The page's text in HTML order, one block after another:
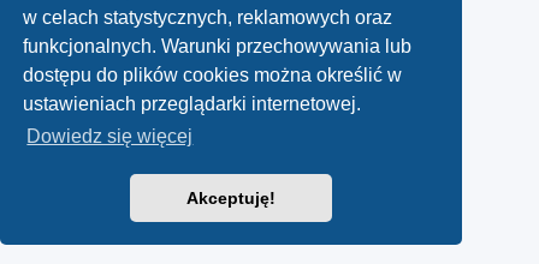
w celach statystycznych, reklamowych oraz
funkcjonalnych. Warunki przechowywania lub
dostępu do plików cookies można określić w
ustawieniach przeglądarki internetowej.
Dowiedz się więcej
Akceptuję!